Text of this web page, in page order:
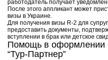
работодатель получает
После этого аппликант может
визы в Украине.
Для получения визы R-2 для
предоставить документы,
вступлении в брак или детское
Помощь в оформлении
“Тур-Партнер”